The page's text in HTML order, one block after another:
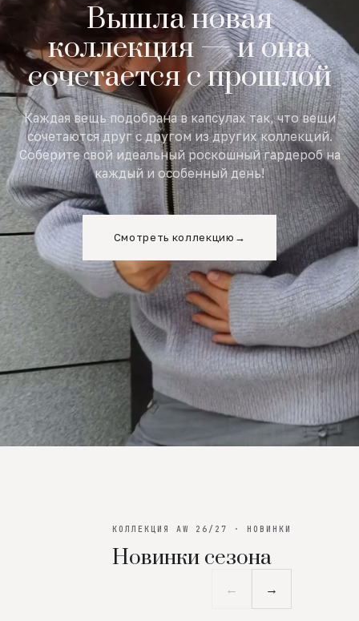
Вышла новая
коллекция — и она
сочетается с прошлой
Каждая вещь подобрана в капсулах так, что вещи
сочетаются друг с другом из других коллекций.
Соберите свой идеальный роскошный гардероб на
каждый и особенный день!
Смотреть коллекцию →
КОЛЛЕКЦИЯ AW 26/27 · НОВИНКИ
Новинки сезона
← →